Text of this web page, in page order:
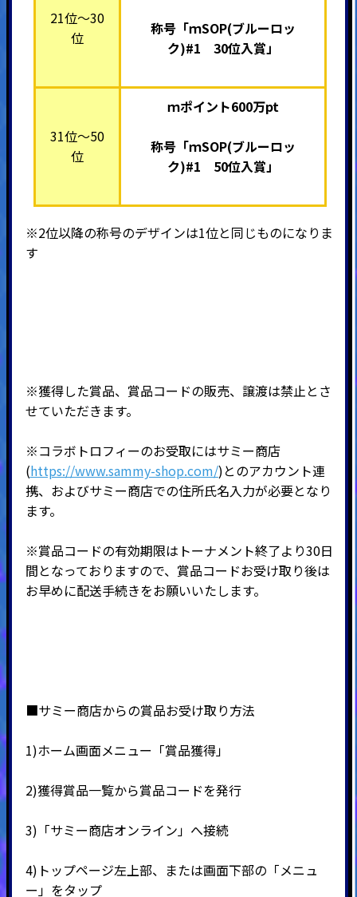
21位～30
位
称号「ｍSOP(ブルーロッ
ク)#1 30位入賞」
31位～50
位
ｍポイント600万pt
称号「ｍSOP(ブルーロッ
ク)#1 50位入賞」
※2位以降の称号のデザインは1位と同じものになりま
す
※獲得した賞品、賞品コードの販売、譲渡は禁止とさ
せていただきます。
※コラボトロフィーのお受取にはサミー商店
(https://www.sammy-shop.com/)とのアカウント連
携、およびサミー商店での住所氏名入力が必要となり
ます。
※賞品コードの有効期限はトーナメント終了より30日
間となっておりますので、賞品コードお受け取り後は
お早めに配送手続きをお願いいたします。
■サミー商店からの賞品お受け取り方法
1)ホーム画面メニュー「賞品獲得」
2)獲得賞品一覧から賞品コードを発行
3) 「サミー商店オンライン」へ接続
4) トップページ左上部、または画面下部の「メニュ
ー」をタップ